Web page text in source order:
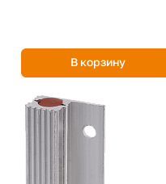
В корзину